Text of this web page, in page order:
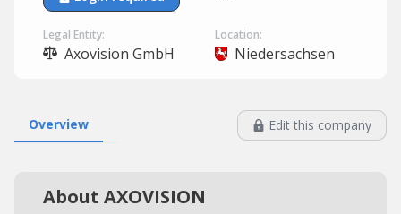
Legal Entity:
Axovision GmbH
Location:
Niedersachsen
Overview Edit this company
About AXOVISION